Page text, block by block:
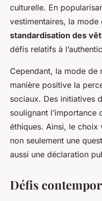
culturelle. En
vestimentaires, la mode
standardisation des
défis relatifs à
Cependant, la mode de
manière positive la
sociaux. Des initiatives
soulignant l’importance
éthiques. Ainsi, le
non seulement une
aussi une déclaration
Défis